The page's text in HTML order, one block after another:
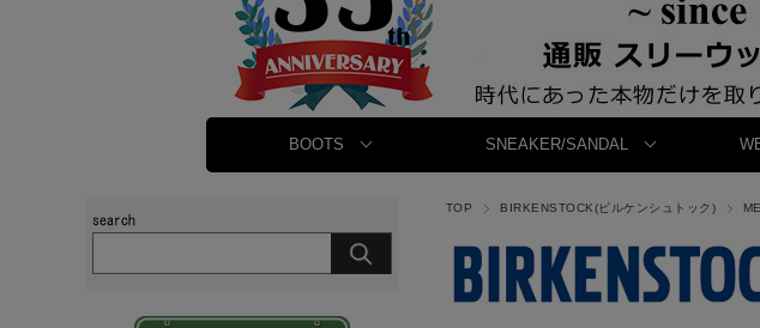
BOOTS SNEAKER/SANDAL
TOP BIRKENSTOCK(ビルケンシュトック)